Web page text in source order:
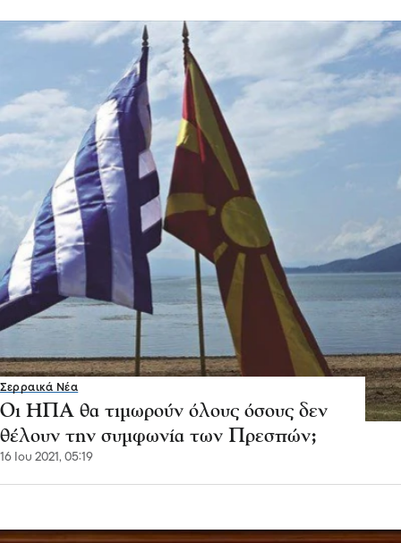
Σερραικά Νέα
Οι ΗΠΑ θα τιμωρούν όλους όσους δεν
θέλουν την συμφωνία των Πρεσπών;
16 Ιου 2021, 05:19